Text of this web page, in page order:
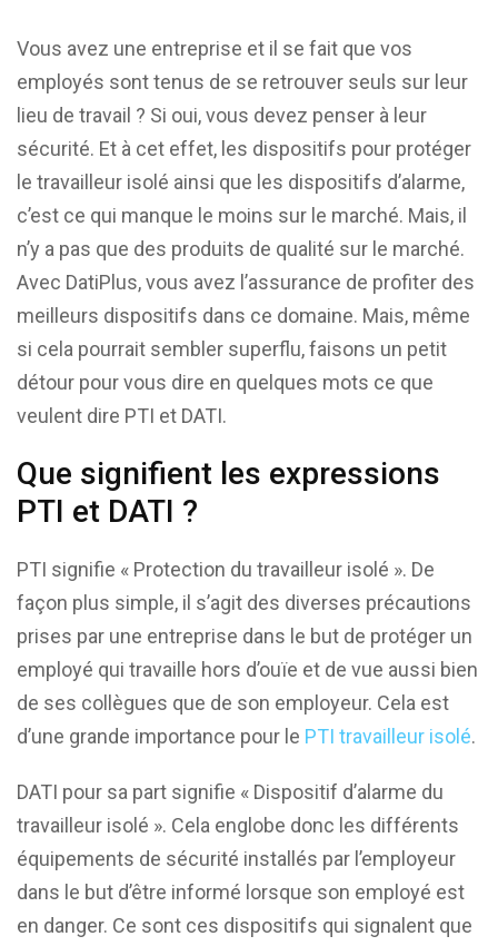
Vous avez une entreprise et il se fait que vos
employés sont tenus de se retrouver seuls sur leur
lieu de travail ? Si oui, vous devez penser à leur
sécurité. Et à cet effet, les dispositifs pour protéger
le travailleur isolé ainsi que les dispositifs d’alarme,
c’est ce qui manque le moins sur le marché. Mais, il
n’y a pas que des produits de qualité sur le marché.
Avec DatiPlus, vous avez l’assurance de profiter des
meilleurs dispositifs dans ce domaine. Mais, même
si cela pourrait sembler superflu, faisons un petit
détour pour vous dire en quelques mots ce que
veulent dire PTI et DATI.
Que signifient les expressions
PTI et DATI ?
PTI signifie « Protection du travailleur isolé ». De
façon plus simple, il s’agit des diverses précautions
prises par une entreprise dans le but de protéger un
employé qui travaille hors d’ouïe et de vue aussi bien
de ses collègues que de son employeur. Cela est
d’une grande importance pour le PTI travailleur isolé.
DATI pour sa part signifie « Dispositif d’alarme du
travailleur isolé ». Cela englobe donc les différents
équipements de sécurité installés par l’employeur
dans le but d’être informé lorsque son employé est
en danger. Ce sont ces dispositifs qui signalent que